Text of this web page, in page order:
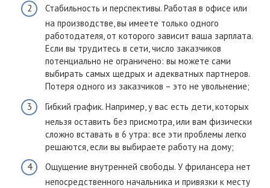
Стабильность и перспективы. Работая в офисе или
на производстве, вы имеете только одного
работодателя, от которого зависит ваша зарплата.
Если вы трудитесь в сети, число заказчиков
потенциально не ограничено: вы можете сами
выбирать самых щедрых и адекватных партнеров.
Потеря одного из заказчиков – это не увольнение;
Гибкий график. Например, у вас есть дети, которых
нельзя оставить без присмотра, или вам физически
сложно вставать в 6 утра: все эти проблемы легко
решаются, если вы выбираете работу на дому;
Ощущение внутренней свободы. У фрилансера нет
непосредственного начальника и привязки к месту